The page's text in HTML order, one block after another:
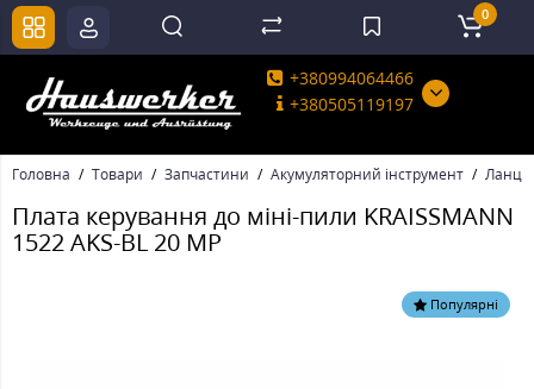
+380994064466
+380505119197
0
Головна Товари Запчастини Акумуляторний інструмент
Плата керування до міні-пили KRAISSMANN
1522 AKS-BL 20 MP
Популярні